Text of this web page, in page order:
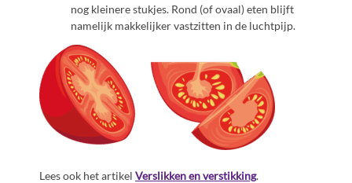
nog kleinere stukjes. Rond (of ovaal) eten blijft
namelijk makkelijker vastzitten in de luchtpijp.
Lees ook het artikel Verslikken en verstikking.